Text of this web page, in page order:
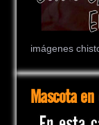
imágenes
Mascota